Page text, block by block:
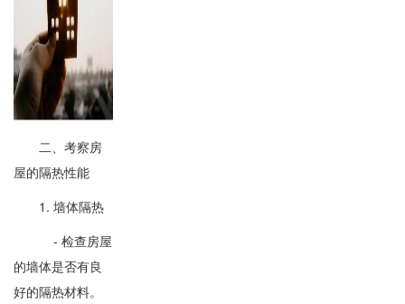
二、考察房
屋的隔热性能
1. 墙体隔热
- 检查房屋
的墙体是否有良
好的隔热材料。